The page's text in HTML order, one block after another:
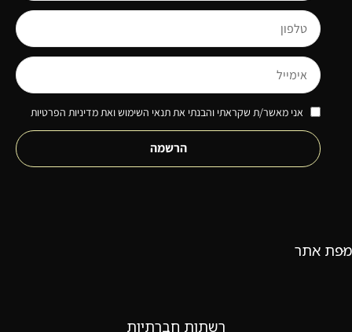
אני מאשר/ת שקראתי והבנתי את תנאי השימוש ואת מדיניות הפרטיות
הרשמה
מפת אתר
רשתות חברתיות